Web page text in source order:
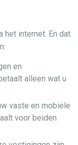
het internet. En dat
en
alleen wat u
vaste en mobiele
voor beiden